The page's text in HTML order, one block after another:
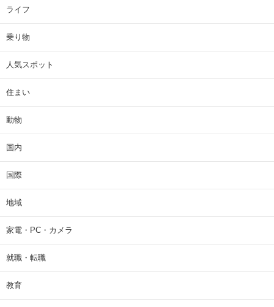
ライフ
乗り物
人気スポット
住まい
動物
国内
国際
地域
家電・PC・カメラ
就職・転職
教育